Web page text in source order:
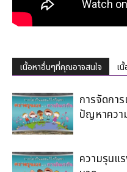
เนื้อหาอื่นๆที่คุณอาจสนใจ เ
การจัดกา
ปัญหาควา
ความรุนแ